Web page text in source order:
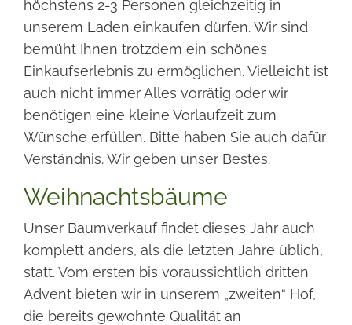
höchstens 2-3 Personen gleichzeitig in
unserem Laden einkaufen dürfen. Wir sind
bemüht Ihnen trotzdem ein schönes
Einkaufserlebnis zu ermöglichen. Vielleicht ist
auch nicht immer Alles vorrätig oder wir
benötigen eine kleine Vorlaufzeit zum
Wünsche erfüllen. Bitte haben Sie auch dafür
Verständnis. Wir geben unser Bestes.
Weihnachtsbäume
Unser Baumverkauf findet dieses Jahr auch
komplett anders, als die letzten Jahre üblich,
statt. Vom ersten bis voraussichtlich dritten
Advent bieten wir in unserem „zweiten“ Hof,
die bereits gewohnte Qualität an